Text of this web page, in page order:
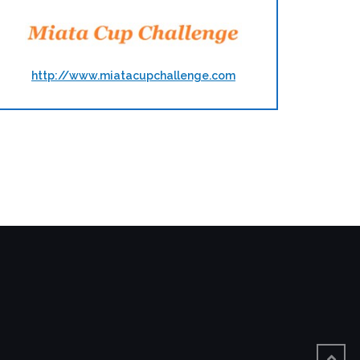
http://www.miatacupchallenge.com